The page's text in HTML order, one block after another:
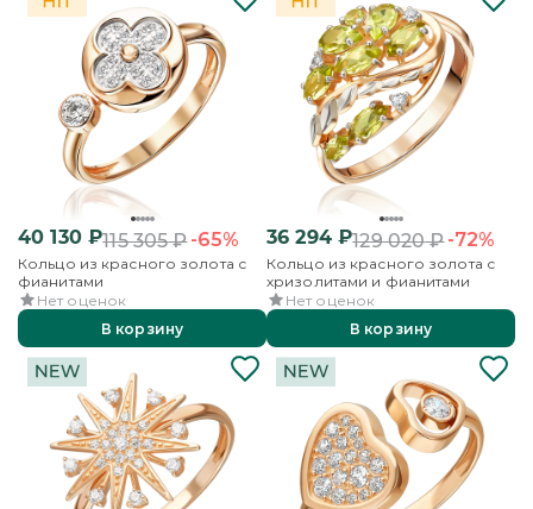
40 130₽115 305₽-65%
Кольцо из красного золота с
фианитами
Нет оценок
В корзину
36 294₽129 020₽-72%
Кольцо из красного золота с
хризолитами и фианитами
Нет оценок
В корзину